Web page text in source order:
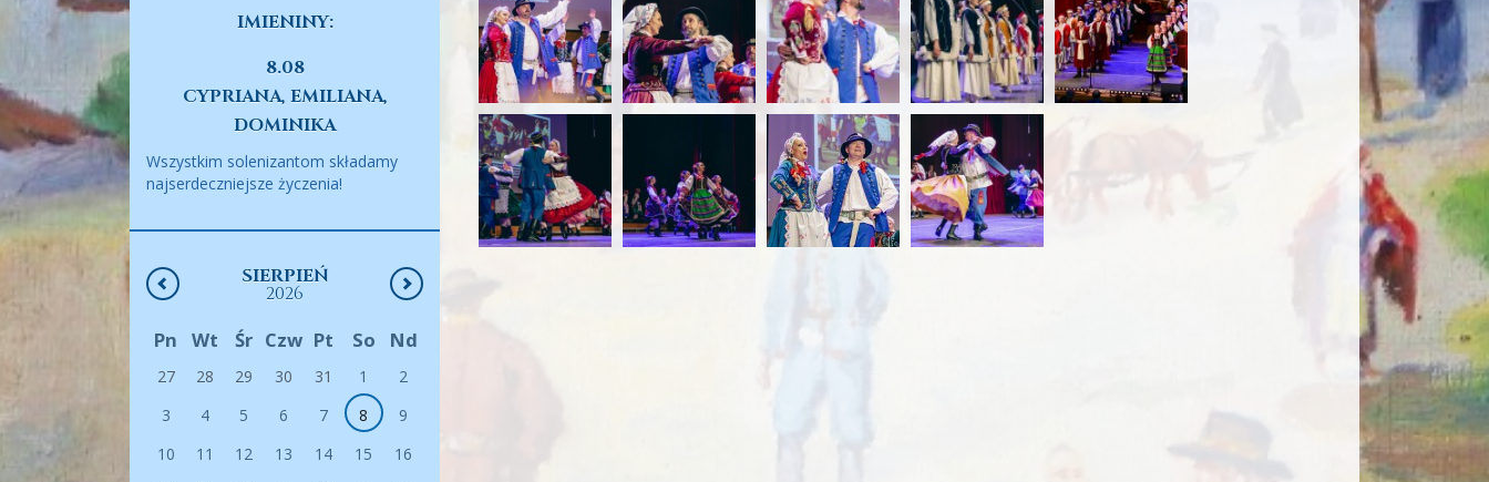
IMIENINY:
8.08
CYPRIANA, EMILIANA,
DOMINIKA
Wszystkim solenizantom składamy
najserdeczniejsze życzenia!
SIERPIEŃ
2026
Pn Wt Śr Czw Pt So Nd
27 28 29 30 31 1
2
3
4 5 6 7 8
9
10
11 12 13 14 15
16